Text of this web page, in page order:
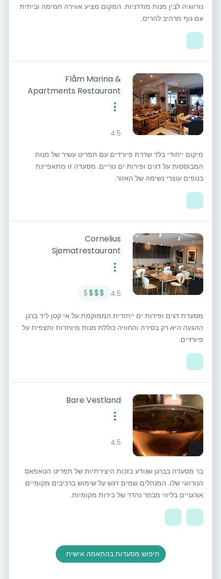
נורווגיה לבין מנות מודרניות. המקום מציע אווירה חמימה וביתית
עם נוף מרהיב להרים.
Flåm Marina &
Apartments Restaurant
4.5
מיקום ייחודי בלד שדרת פיורדים עם תפריט עשיר של מנות
המבוססות על דגים ופירות ים טריים. מסעדה זו מתאפיינת
בנופים עוצרי נשימה של האזור.
Cornelius
Sjømatrestaurant
4.5
$$$
$
מסעדת דגים ופירות ים ייחודית הממוקמת על אי קטן ליד ברגן.
ההגעה היא רק בסירה והחוויה כוללת מנות מיוחדות ותצפית על
פיורדים.
Bare Vestland
4.5
בר מסעדה בברגן שנודע בזכות היצירתיות של תפריט הטאפאס
הנורווגי שלו. המנהלים שמים דגש על שימוש ברכיבים מקומיים
אורגניים בליווי מבחר נהדר של בירות מקומיות.
חיפוש מסעדות בהתאמה אישית